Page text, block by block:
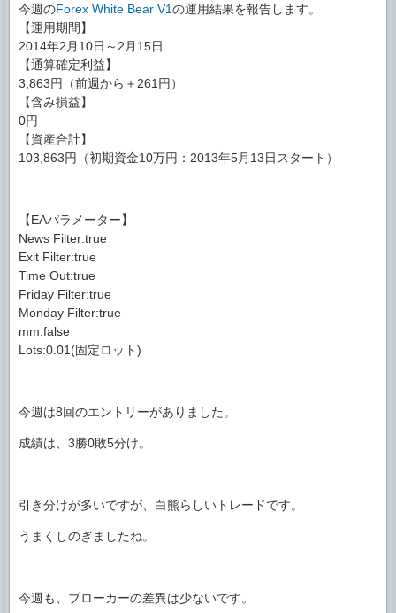
今週のForex White Bear V1の運用結果を報告します。
【運用期間】
2014年2月10日～2月15日
【通算確定利益】
3,863円（前週から＋261円）
【含み損益】
0円
【資産合計】
103,863円（初期資金10万円：2013年5月13日スタート）
【EAパラメーター】
News Filter:true
Exit Filter:true
Time Out:true
Friday Filter:true
Monday Filter:true
mm:false
Lots:0.01(固定ロット)
今週は8回のエントリーがありました。
成績は、3勝0敗5分け。
引き分けが多いですが、白熊らしいトレードです。
うまくしのぎましたね。
今週も、ブローカーの差異は少ないです。